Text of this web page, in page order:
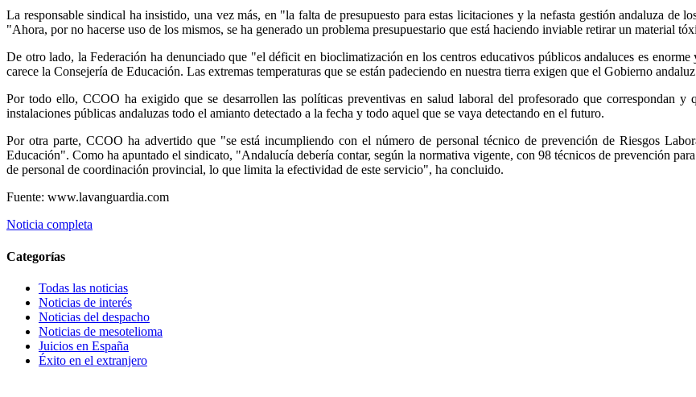
La responsable sindical ha insistido, una vez más, en "la falta de presupuesto para estas licitaciones y la nefasta gestión andaluza de
"Ahora, por no hacerse uso de los mismos, se ha generado un problema presupuestario que está haciendo inviable retirar un material
De otro lado, la Federación ha denunciado que "el déficit en bioclimatización en los centros educativos públicos andaluces es
carece la Consejería de Educación. Las extremas temperaturas que se están padeciendo en nuestra tierra exigen que el Gobierno
Por todo ello, CCOO ha exigido que se desarrollen las políticas preventivas en salud laboral del profesorado que correspondan y
instalaciones públicas andaluzas todo el amianto detectado a la fecha y todo aquel que se vaya detectando en el futuro.
Por otra parte, CCOO ha advertido que "se está incumpliendo con el número de personal técnico de prevención de Riesgos
Educación". Como ha apuntado el sindicato, "Andalucía debería contar, según la normativa vigente, con 98 técnicos de prevención
de personal de coordinación provincial, lo que limita la efectividad de este servicio", ha concluido.
Fuente: www.lavanguardia.com
Noticia completa
Categorías
Todas las noticias
Noticias de interés
Noticias del despacho
Noticias de mesotelioma
Juicios en España
Éxito en el extranjero